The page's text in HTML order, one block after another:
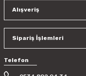
Alışveriş
Sipariş İşlemleri
Telefon